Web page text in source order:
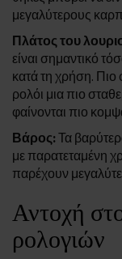
μεγαλύτερους
Πλάτος του
είναι σημαντικό
κατά τη χρήση.
ρολόι μια πιο
φαίνονται πιο
Βάρος: Τα
με παρατεταμένη
παρέχουν
Αντοχή
ρολογιών